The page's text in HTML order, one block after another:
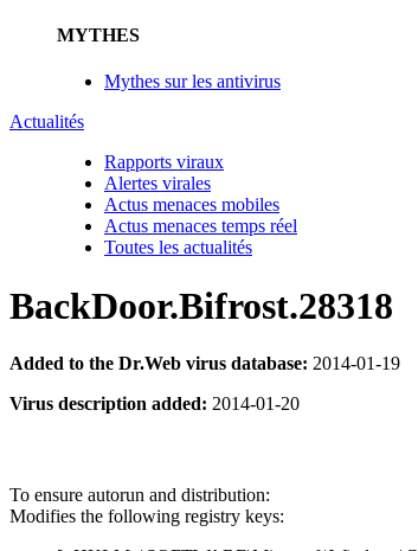
MYTHES
Mythes sur les antivirus
Actualités
Rapports viraux
Alertes virales
Actus menaces mobiles
Actus menaces temps réel
Toutes les actualités
BackDoor.Bifrost.28318
Added to the Dr.Web virus database: 2014-01-19
Virus description added: 2014-01-20
To ensure autorun and distribution:
Modifies the following registry keys: